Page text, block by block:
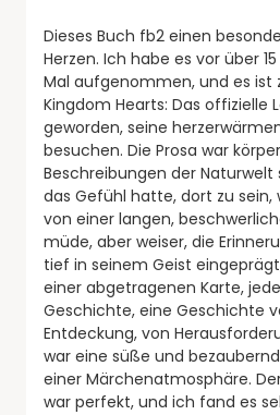
Dieses Buch fb2 einen
Herzen. Ich habe es vor über
Mal aufgenommen, und es ist
Kingdom Hearts: Das offizielle
geworden, seine
besuchen. Die Prosa war
Beschreibungen der Naturwelt
das Gefühl hatte, dort zu sein,
von einer langen,
müde, aber weiser, die
tief in seinem Geist
einer abgetragenen Karte,
Geschichte, eine Geschichte
Entdeckung, von
war eine süße und
einer Märchenatmosphäre.
war perfekt, und ich fand es